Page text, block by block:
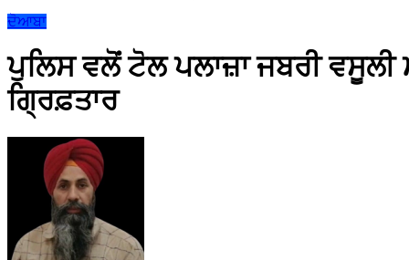
ਦੋਆਬਾ
ਪੁਲਿਸ ਵਲੋਂ ਟੋਲ ਪਲਾਜ਼ਾ ਜਬਰੀ
ਗ੍ਰਿਫ਼ਤਾਰ